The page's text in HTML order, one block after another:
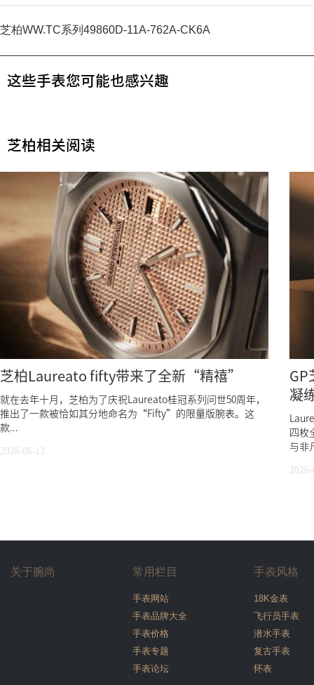
芝柏WW.TC系列49860D-11A-762A-CK6A
这些手表您可能也感兴趣
芝柏相关阅读
芝柏Laureato fifty带来了全新“精禧”
就在去年十月，芝柏为了庆祝Laureato桂冠系列问世50周年，
推出了一款被恰如其分地命名为“Fifty”的限量版腕表。这
款...
2026-06-13
凝
四枚
与非
关于腕尚 常用栏目
手表网站
手表品牌大全
手表价格
手表专题
手表论坛
手表风格
18K金表
飞行员手表
潜水手表
复古手表
怀表